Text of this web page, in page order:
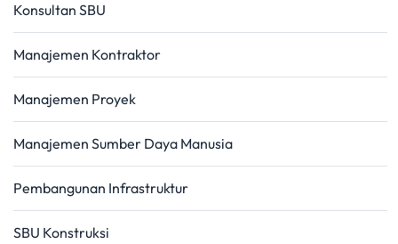
Konsultan SBU
Manajemen Kontraktor
Manajemen Proyek
Manajemen Sumber Daya Manusia
Pembangunan Infrastruktur
SBU Konstruksi